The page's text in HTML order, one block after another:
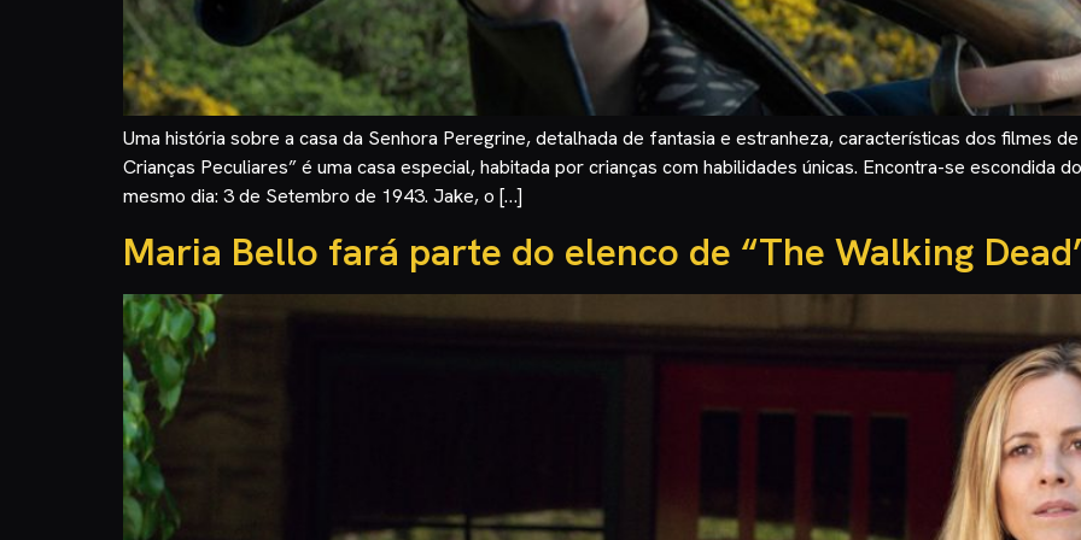
Uma história sobre a casa da Senhora Peregrine, detalhada de fantasia e estranheza, características dos filmes
Crianças Peculiares” é uma casa especial, habitada por crianças com habilidades únicas. Encontra-se escondida
mesmo dia: 3 de Setembro de 1943. Jake, o […]
Maria Bello fará parte do elenco de “The Walking